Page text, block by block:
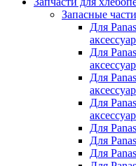
Запасные
Для
Для
Для
Для
Для
Для
Для